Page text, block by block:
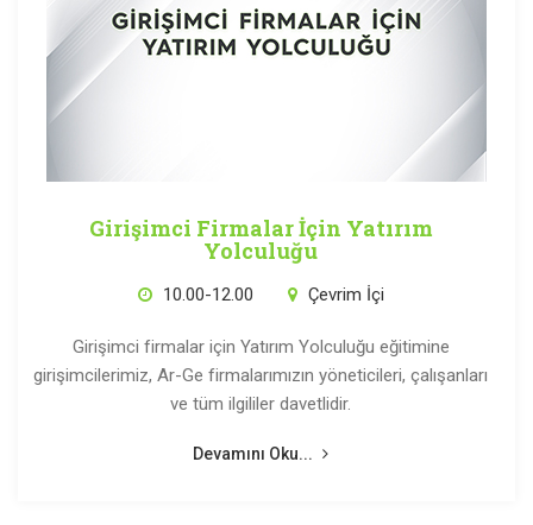
Girişimci Firmalar İçin Yatırım
Yolculuğu
10.00-12.00 Çevrim İçi
Girişimci firmalar için Yatırım Yolculuğu eğitimine
girişimcilerimiz, Ar-Ge firmalarımızın yöneticileri, çalışanları
ve tüm ilgililer davetlidir.
Devamını Oku...